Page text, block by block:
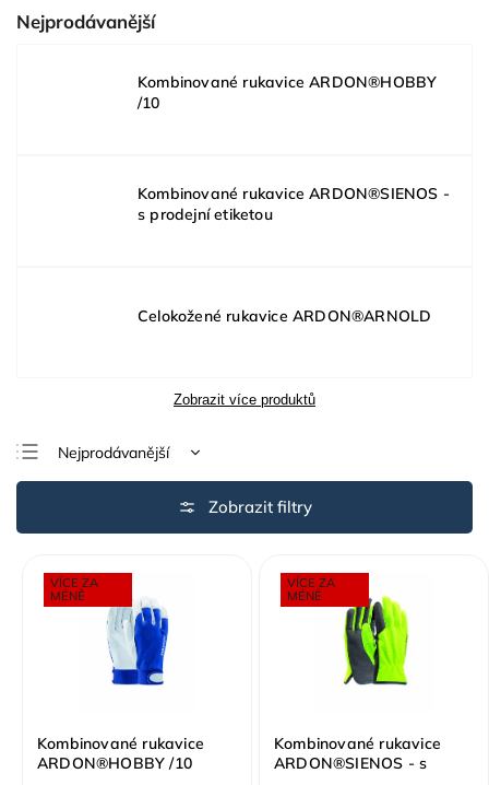
Nejprodávanější
Kombinované rukavice ARDON®HOBBY
/10
Kombinované rukavice ARDON®SIENOS -
s prodejní etiketou
Celokožené rukavice ARDON®ARNOLD
Zobrazit více produktů
Nejprodávanější
Nejlevnější
VÍCE ZA
MÉNĚ
Kombinované rukavice
ARDON®HOBBY /10
VÍCE ZA
MÉNĚ
Kombinované rukavice
ARDON®SIENOS - s